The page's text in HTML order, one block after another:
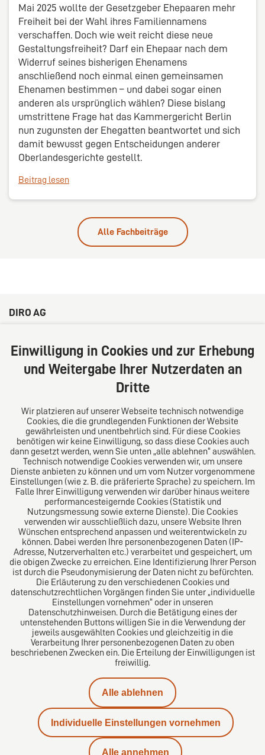
Mai 2025 wollte der Gesetzgeber Ehepaaren mehr
Freiheit bei der Wahl ihres Familiennamens
verschaffen. Doch wie weit reicht diese neue
Gestaltungsfreiheit? Darf ein Ehepaar nach dem
Widerruf seines bisherigen Ehenamens
anschließend noch einmal einen gemeinsamen
Ehenamen bestimmen – und dabei sogar einen
anderen als ursprünglich wählen? Diese bislang
umstrittene Frage hat das Kammergericht Berlin
nun zugunsten der Ehegatten beantwortet und sich
damit bewusst gegen Entscheidungen anderer
Oberlandesgerichte gestellt.
Beitrag lesen
Alle Fachbeiträge
DIRO AG
20354 Hamburg
Deutschland
Tel: +49 (0) 40 41352231
Über uns
Das Kanzlei-Vertrauensnetzwerk. Aus Europa für die
Welt. Für den erfolgreichen Mittelstand.
Folgen Sie uns auf
Das europäische Kanzlei-Netzwerk
Datenschutz
Einwilligung in Cookies und zur Erhebung
und Weitergabe Ihrer Nutzerdaten an
Dritte
Wir platzieren auf unserer Webseite technisch notwendige
Cookies, die die grundlegenden Funktionen der Website
gewährleisten und unentbehrlich sind. Für diese Cookies
benötigen wir keine Einwilligung, so dass diese Cookies auch
dann gesetzt werden, wenn Sie unten „alle ablehnen“ auswählen.
Technisch notwendige Cookies verwenden wir, um unsere
Dienste anbieten zu können und um vom Nutzer vorgenommene
Einstellungen (wie z. B. die präferierte Sprache) zu speichern. Im
Falle Ihrer Einwilligung verwenden wir darüber hinaus weitere
performancesteigernde Cookies (Statistik und
Nutzungsmessung sowie externe Dienste). Die Cookies
verwenden wir ausschließlich dazu, unsere Website Ihren
Wünschen entsprechend anpassen und weiterentwickeln zu
können. Dabei werden Ihre personenbezogenen Daten (IP-
Adresse, Nutzerverhalten etc.) verarbeitet und gespeichert, um
die obigen Zwecke zu erreichen. Eine Identifizierung Ihrer Person
ist durch die Pseudonymisierung der Daten nicht zu befürchten.
Die Erläuterung zu den verschiedenen Cookies und
datenschutzrechtlichen Vorgängen finden Sie unter „individuelle
Einstellungen vornehmen“ oder in unseren
Datenschutzhinweisen. Durch die Betätigung eines der
untenstehenden Buttons willigen Sie in die Verwendung der
jeweils ausgewählten Cookies und gleichzeitig in die
Verarbeitung Ihrer personenbezogenen Daten zu oben
beschriebenen Zwecken ein. Die Erteilung der Einwilligungen ist
freiwillig.
Alle ablehnen
Individuelle Einstellungen vornehmen
Alle annehmen